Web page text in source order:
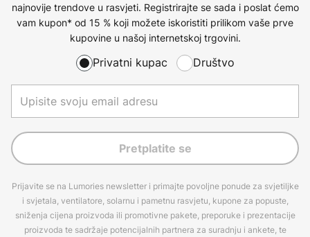
najnovije trendove u rasvjeti. Registrirajte se sada i poslat ćemo
vam kupon* od 15 % koji možete iskoristiti prilikom vaše prve
kupovine u našoj internetskoj trgovini.
Privatni kupac Društvo
Pretplatite se
Prijavite se na Lumories newsletter i primajte povoljne ponude za svjetiljke
i svjetala, ventilatore, solarnu i pametnu rasvjetu, kupone za popuste,
sniženja cijena proizvoda ili promotivne pakete, preporuke i prezentacije
proizvoda te sadržaje potencijalnih partnera za suradnju i ankete, te